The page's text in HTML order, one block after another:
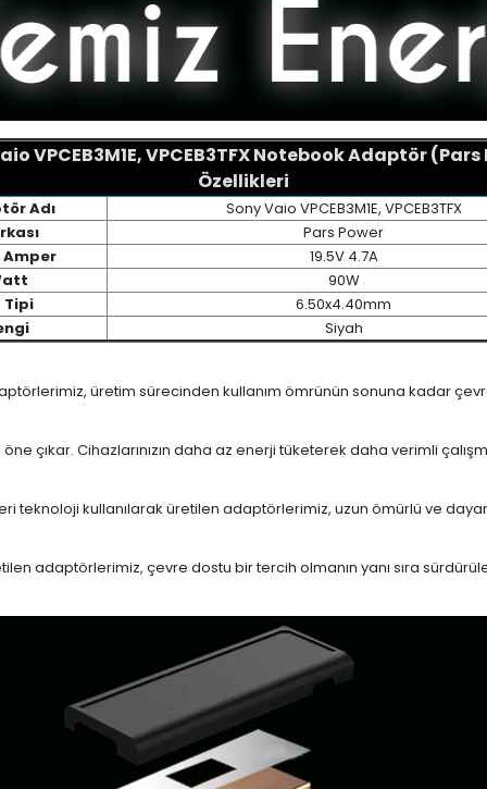
VPCEB3M1E, VPCEB3TFX Notebook Adaptör
Özellikleri
Adı
Sony Vaio VPCEB3M1E, VPCEB3TFX
Pars Power
19.5V 4.7A
90W
Tipi
6.50x4.40mm
Siyah
üretim sürecinden kullanım ömrünün sonuna kadar
çıkar. Cihazlarınızın daha az enerji tüketerek daha verimli
teknoloji kullanılarak üretilen adaptörlerimiz, uzun ömürlü ve
adaptörlerimiz, çevre dostu bir tercih olmanın yanı sıra